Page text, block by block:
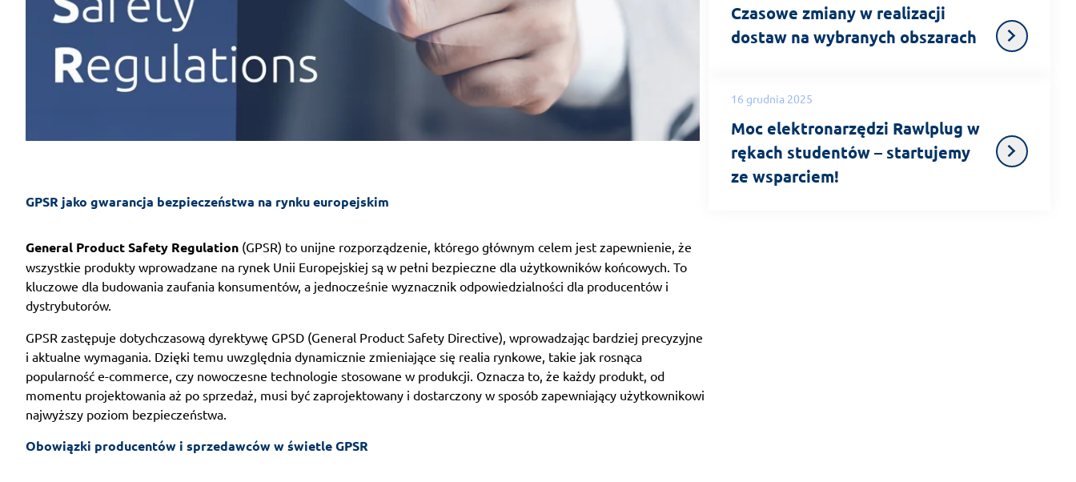
GPSR jako gwarancja bezpieczeństwa na rynku europejskim
General Product Safety Regulation (GPSR) to unijne rozporządzenie, którego głównym celem jest zapewnienie, że
wszystkie produkty wprowadzane na rynek Unii Europejskiej są w pełni bezpieczne dla użytkowników końcowych. To
kluczowe dla budowania zaufania konsumentów, a jednocześnie wyznacznik odpowiedzialności dla producentów i
dystrybutorów.
GPSR zastępuje dotychczasową dyrektywę GPSD (General Product Safety Directive), wprowadzając bardziej precyzyjne
i aktualne wymagania. Dzięki temu uwzględnia dynamicznie zmieniające się realia rynkowe, takie jak rosnąca
popularność e-commerce, czy nowoczesne technologie stosowane w produkcji. Oznacza to, że każdy produkt, od
momentu projektowania aż po sprzedaż, musi być zaprojektowany i dostarczony w sposób zapewniający użytkownikowi
najwyższy poziom bezpieczeństwa.
Obowiązki producentów i sprzedawców w świetle GPSR
Czasowe zmiany w realizacji
dostaw na wybranych obszarach
16 grudnia 2025
Moc elektronarzędzi Rawlplug w
rękach studentów – startujemy
ze wsparciem!